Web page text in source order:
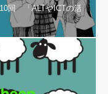
10回 「ALTやICTの活